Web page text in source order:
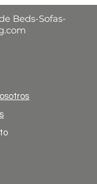
Beds-Sofas-